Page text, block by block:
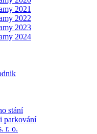
2021
2022
2023
2024
stání
parkování
r. o.